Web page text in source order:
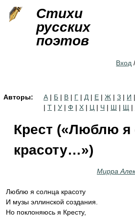
Стихи
русских
поэтов
Вход /
Авторы: А | Б | В | Г | Д | Е | Ж | З | И |
| Т | У | Ф | Х | Ц | Ч | Ш | Щ |
Крест («Люблю я
красоту…»)
Мирра
Люблю я солнца красоту
И музы эллинской создания.
Но поклоняюсь я Кресту,